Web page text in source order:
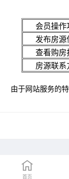
会员操作
发布房源
查看购房
房源联系
由于网站服务的
首页